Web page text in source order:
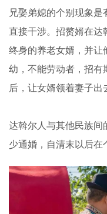
兄娶弟媳的个别现象是
直接干涉。招赘婿在达
终身的养老女婿，并让
幼，不能劳动者，招有
后，让女婿领着妻子出
达斡尔人与其他民族间
少通婚，自清末以后在